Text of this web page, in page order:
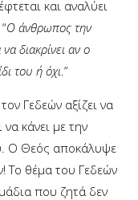
και αναλύει
Ο άνθρωπος την
διακρίνει αν ο
του ή όχι.”
Γεδεών αξίζει να
να κάνει με την
Ο Θεός αποκάλυψε
Το θέμα του Γεδεών
που ζητά δεν